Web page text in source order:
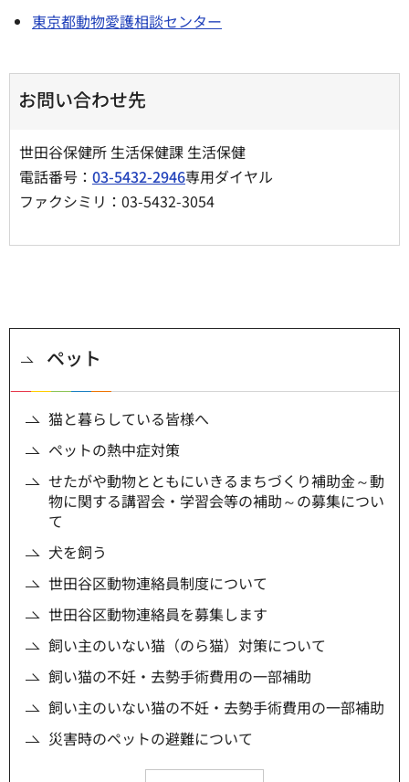
東京都動物愛護相談センター
お問い合わせ先
世田谷保健所 生活保健課 生活保健
電話番号： 03-5432-2946専用ダイヤル
ファクシミリ：03-5432-3054
ペット
猫と暮らしている皆様へ
ペットの熱中症対策
せたがや動物とともにいきるまちづくり補助金～動
物に関する講習会・学習会等の補助～の募集につい
て
犬を飼う
世田谷区動物連絡員制度について
世田谷区動物連絡員を募集します
飼い主のいない猫（のら猫）対策について
飼い猫の不妊・去勢手術費用の一部補助
飼い主のいない猫の不妊・去勢手術費用の一部補助
災害時のペットの避難について